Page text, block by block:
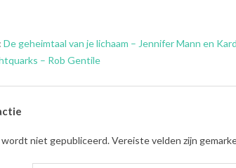
De geheimtaal van je lichaam – Jennifer Mann en
– Rob Gentile
wordt niet gepubliceerd.Vereiste velden zijn